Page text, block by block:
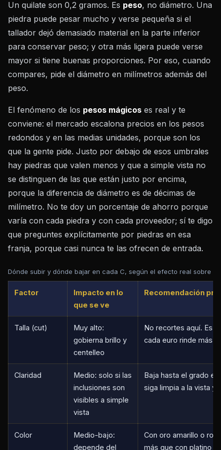
Un quilate son 0,2 gramos. Es peso, no diámetro. Una
piedra puede pesar mucho y verse pequeña si el
tallador dejó demasiado material en la parte inferior
para conservar peso; y otra más ligera puede verse
mayor si tiene buenas proporciones. Por eso, cuando
compares, pide el diámetro en milímetros además del
peso.
El fenómeno de los pesos mágicos es real y te
conviene: el mercado escalona precios en los pesos
redondos y en las medias unidades, porque son los
que la gente pide. Justo por debajo de esos umbrales
hay piedras que valen menos y que a simple vista no
se distinguen de las que están justo por encima,
porque la diferencia de diámetro es de décimas de
milímetro. No te doy un porcentaje de ahorro porque
varía con cada piedra y con cada proveedor; sí te digo
que preguntes explícitamente por piedras en esa
franja, porque casi nunca te las ofrecen de entrada.
Dónde subir y dónde bajar en cada C, según el efecto real sobre lo
Factor
Impacto en lo
que se ve
Recomendación
Talla (cut)
Muy alto:
gobierna brillo y
centelleo
No recortes aquí. Es
cada euro rinde más.
Claridad
Medio: solo si las
inclusiones son
visibles a simple
vista
Baja hasta el grado
siga limpia a la vista y
Color
Medio-bajo:
depende del
Con oro amarillo o
más que con platino u